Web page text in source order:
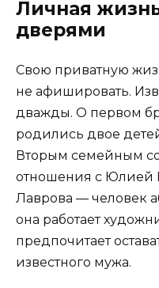
Личная
дверями
Свою приватную
не афишировать.
дважды. О первом
родились двое
Вторым семейным
отношения с Юлией
Лаврова — человек
она работает
предпочитает
известного мужа.